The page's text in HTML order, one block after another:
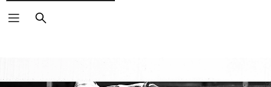
Vyhľadať